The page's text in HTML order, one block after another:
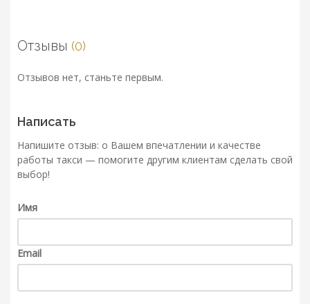
Отзывы (0)
Отзывов нет, станьте первым.
Написать
Напишите отзыв: о Вашем впечатлении и качестве
работы такси — помогите другим клиентам сделать свой
выбор!
Имя
Email